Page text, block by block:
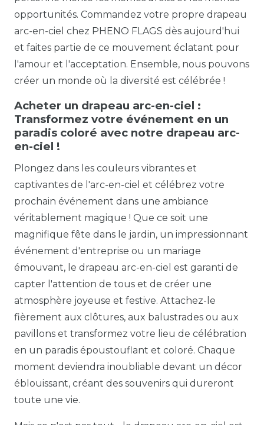
opportunités. Commandez votre propre drapeau
arc-en-ciel chez PHENO FLAGS dès aujourd'hui
et faites partie de ce mouvement éclatant pour
l'amour et l'acceptation. Ensemble, nous pouvons
créer un monde où la diversité est célébrée !
Acheter un drapeau arc-en-ciel :
Transformez votre événement en un
paradis coloré avec notre drapeau arc-
en-ciel !
Plongez dans les couleurs vibrantes et
captivantes de l'arc-en-ciel et célébrez votre
prochain événement dans une ambiance
véritablement magique ! Que ce soit une
magnifique fête dans le jardin, un impressionnant
événement d'entreprise ou un mariage
émouvant, le drapeau arc-en-ciel est garanti de
capter l'attention de tous et de créer une
atmosphère joyeuse et festive. Attachez-le
fièrement aux clôtures, aux balustrades ou aux
pavillons et transformez votre lieu de célébration
en un paradis époustouflant et coloré. Chaque
moment deviendra inoubliable devant un décor
éblouissant, créant des souvenirs qui dureront
toute une vie.